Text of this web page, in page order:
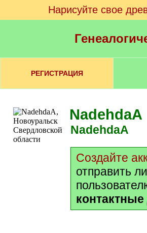
Нарисуйте свое
РЕГИСТРАЦИЯ
NadehdaA
NadehdaA
Создайте
отправить